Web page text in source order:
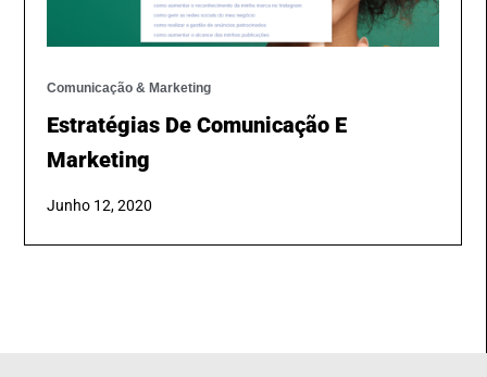
Comunicação & Marketing
Estratégias De Comunicação E
Marketing
Junho 12, 2020